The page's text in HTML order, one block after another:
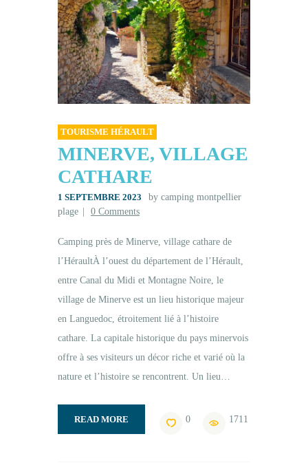
Tourisme
Contact
TOURISME HÉRAULT
MINERVE, VILLAGE
CATHARE
1 SEPTEMBRE 2023
by camping montpellier
plage
0 Comments
Camping près de Minerve, village cathare de
l’HéraultÀ l’ouest du département de l’Hérault,
entre Canal du Midi et Montagne Noire, le
village de Minerve est un lieu historique majeur
en Languedoc, étroitement lié à l’histoire
cathare. La capitale historique du pays minervois
offre à ses visiteurs un décor riche et varié où la
nature et l’histoire se rencontrent. Un lieu…
READ MORE 0 1711